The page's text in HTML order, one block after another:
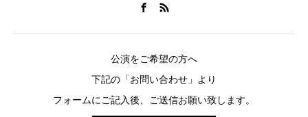
公演をご希望の方へ
下記の「お問い合わせ」より
フォームにご記入後、ご送信お願い致します。